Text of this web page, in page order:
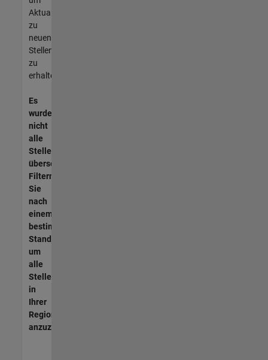
Aktualisierungen
zu
neuen
Stellenangeboten
zu
erhalten.
Es
wurden
nicht
alle
Stellen
übersetzt.
Filtern
Sie
nach
einem
bestimmten
Standort,
um
alle
Stellenangebote
in
Ihrer
Region
anzuzeigen.